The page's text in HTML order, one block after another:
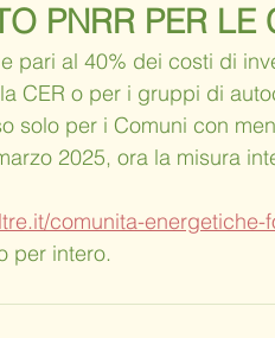
PNRR PER LE
pari al 40% dei costi di
CER o per i gruppi di
solo per i Comuni con
2025, ora la misura
comunita-
per intero.